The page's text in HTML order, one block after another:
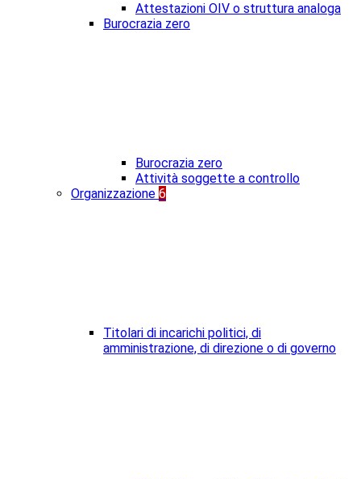
Attestazioni OIV o struttura analoga
Burocrazia zero
Burocrazia zero
Attività soggette a controllo
Organizzazione 6
Titolari di incarichi politici, di
amministrazione, di direzione o di governo